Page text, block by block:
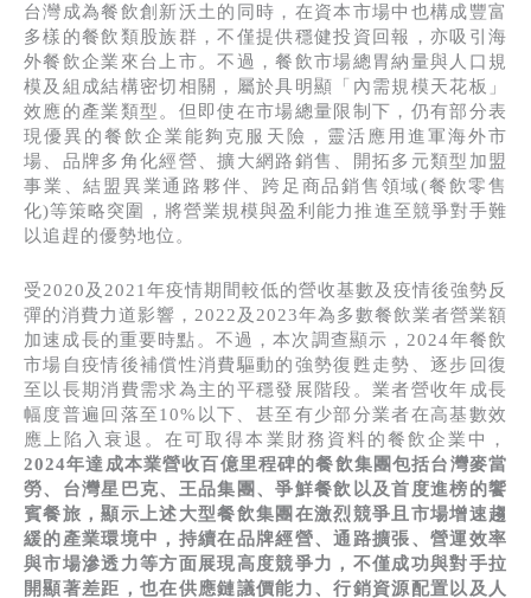
台灣成為餐飲創新沃土的同時，在資本市場中也構成豐富
多樣的餐飲類股族群，不僅提供穩健投資回報，亦吸引海
外餐飲企業來台上市。不過，餐飲市場總胃納量與人口規
模及組成結構密切相關，屬於具明顯「內需規模天花板」
效應的產業類型。但即使在市場總量限制下，仍有部分表
現優異的餐飲企業能夠克服天險，靈活應用進軍海外市
場、品牌多角化經營、擴大網路銷售、開拓多元類型加盟
事業、結盟異業通路夥伴、跨足商品銷售領域(餐飲零售
化)等策略突圍，將營業規模與盈利能力推進至競爭對手難
以追趕的優勢地位。
受2020及2021年疫情期間較低的營收基數及疫情後強勢反
彈的消費力道影響，2022及2023年為多數餐飲業者營業額
加速成長的重要時點。不過，本次調查顯示，2024年餐飲
市場自疫情後補償性消費驅動的強勢復甦走勢、逐步回復
至以長期消費需求為主的平穩發展階段。業者營收年成長
幅度普遍回落至10%以下、甚至有少部分業者在高基數效
應上陷入衰退。在可取得本業財務資料的餐飲企業中，
2024年達成本業營收百億里程碑的餐飲集團包括台灣麥當
勞、台灣星巴克、王品集團、爭鮮餐飲以及首度進榜的饗
賓餐旅，顯示上述大型餐飲集團在激烈競爭且市場增速趨
緩的產業環境中，持續在品牌經營、通路擴張、營運效率
與市場滲透力等方面展現高度競爭力，不僅成功與對手拉
開顯著差距，也在供應鏈議價能力、行銷資源配置以及人